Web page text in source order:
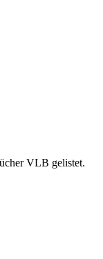
VLB gelistet.